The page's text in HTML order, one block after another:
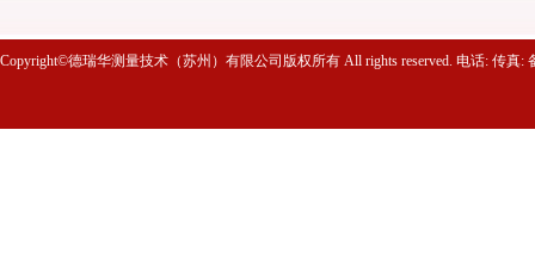
Copyright©德瑞华测量技术（苏州）有限公司版权所有 All rights reserved. 电话: 传真: